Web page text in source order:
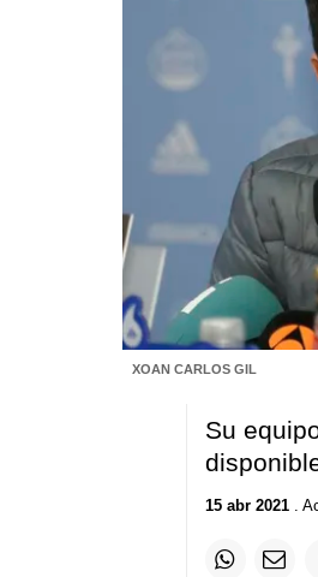
XOAN CARLOS GIL
Su
15 abr 2021.